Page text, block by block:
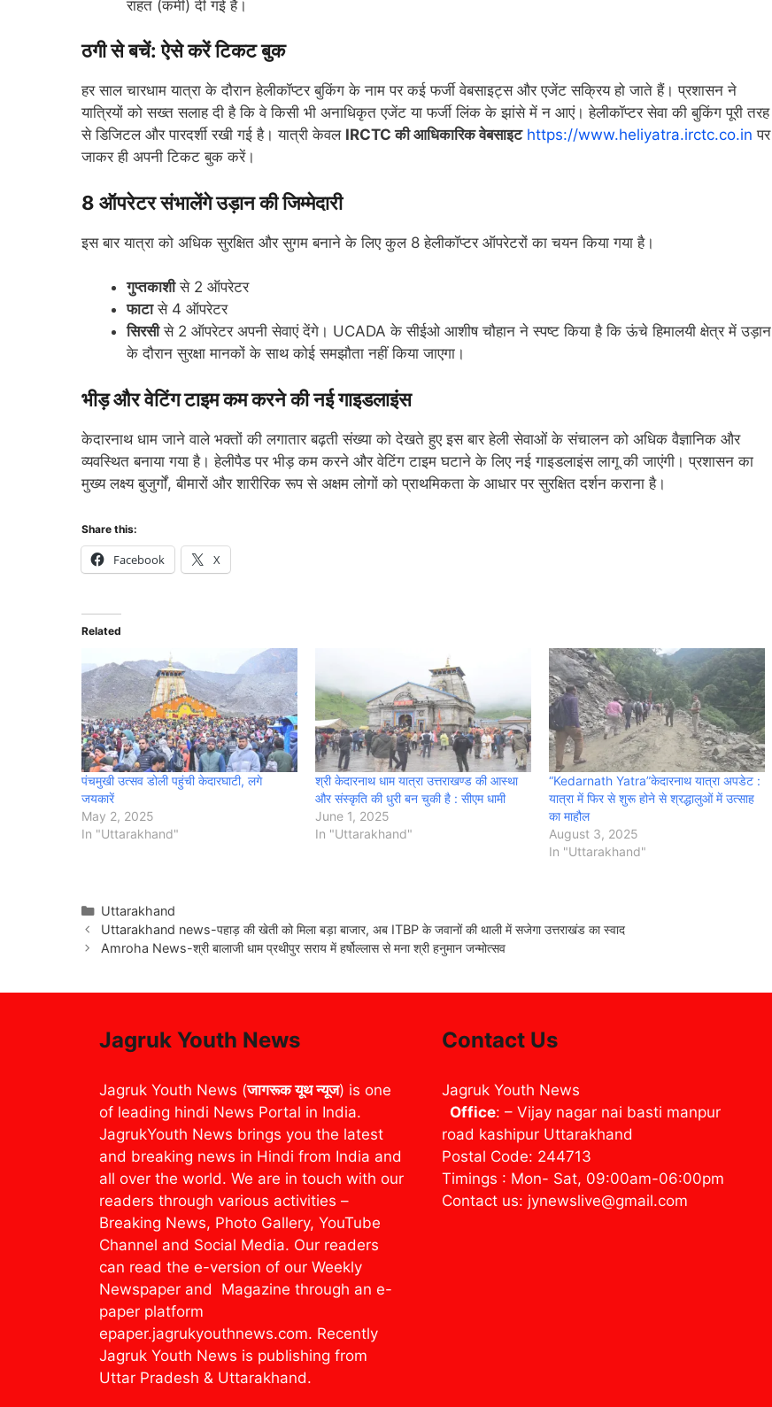
राहत (कमी) दी गई है।
ठगी से बचें: ऐसे करें टिकट बुक
हर साल चारधाम यात्रा के दौरान हेलीकॉप्टर बुकिंग के नाम पर कई फर्जी वेबसाइट्स और एजेंट सक्रिय हो जाते हैं। प्रशासन ने
यात्रियों को सख्त सलाह दी है कि वे किसी भी अनाधिकृत एजेंट या फर्जी लिंक के झांसे में न आएं। हेलीकॉप्टर सेवा की बुकिंग पूरी तरह
से डिजिटल और पारदर्शी रखी गई है। यात्री केवल IRCTC की आधिकारिक वेबसाइट https://www.heliyatra.irctc.co.in पर
जाकर ही अपनी टिकट बुक करें।
8 ऑपरेटर संभालेंगे उड़ान की जिम्मेदारी
इस बार यात्रा को अधिक सुरक्षित और सुगम बनाने के लिए कुल 8 हेलीकॉप्टर ऑपरेटरों का चयन किया गया है।
गुप्तकाशीसे 2 ऑपरेटर
फाटासे 4 ऑपरेटर
सिरसीसे 2 ऑपरेटर अपनी सेवाएं देंगे। UCADA के सीईओ आशीष चौहान ने स्पष्ट किया है कि ऊंचे हिमालयी क्षेत्र में उड़ान
के दौरान सुरक्षा मानकों के साथ कोई समझौता नहीं किया जाएगा।
भीड़ और वेटिंग टाइम कम करने की नई गाइडलाइंस
केदारनाथ धाम जाने वाले भक्तों की लगातार बढ़ती संख्या को देखते हुए इस बार हेली सेवाओं के संचालन को अधिक वैज्ञानिक और
व्यवस्थित बनाया गया है। हेलीपैड पर भीड़ कम करने और वेटिंग टाइम घटाने के लिए नई गाइडलाइंस लागू की जाएंगी। प्रशासन का
मुख्य लक्ष्य बुजुर्गों, बीमारों और शारीरिक रूप से अक्षम लोगों को प्राथमिकता के आधार पर सुरक्षित दर्शन कराना है।
Share this:
Facebook X
Related
पंचमुखी उत्सव डोली पहुंची केदारघाटी, लगे
जयकारें
May 2, 2025
In "Uttarakhand"
श्री केदारनाथ धाम यात्रा उत्तराखण्ड की आस्था
और संस्कृति की धुरी बन चुकी है : सीएम धामी
June 1, 2025
In "Uttarakhand"
“Kedarnath Yatra”केदारनाथ यात्रा अपडेट :
यात्रा में फिर से शुरू होने से श्रद्धालुओं में उत्साह
का माहौल
August 3, 2025
In "Uttarakhand"
Categories
Uttarakhand
Uttarakhand news-पहाड़ की खेती को मिला बड़ा बाजार, अब ITBP के जवानों की थाली में सजेगा उत्तराखंड का स्वाद
Amroha News-श्री बालाजी धाम प्रथीपुर सराय में हर्षोल्लास से मना श्री हनुमान जन्मोत्सव
Jagruk Youth News
Jagruk Youth News (जागरूक यूथ न्यूज) is one
of leading hindi News Portal in India.
JagrukYouth News brings you the latest
and breaking news in Hindi from India and
all over the world. We are in touch with our
readers through various activities –
Breaking News, Photo Gallery, YouTube
Channel and Social Media. Our readers
can read the e-version of our Weekly
Newspaper and Magazine through an e-
paper platform
epaper.jagrukyouthnews.com. Recently
Jagruk Youth News is publishing from
Uttar Pradesh & Uttarakhand.
Contact Us
Jagruk Youth News
Office: – Vijay nagar nai basti manpur
road kashipur Uttarakhand
Postal Code: 244713
Timings : Mon- Sat, 09:00am-06:00pm
Contact us: jynewslive@gmail.com